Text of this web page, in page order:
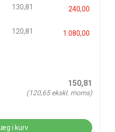
130,81 240,00
120,81 1.080,00
150,81
(120,65ekskl. moms)
Læg i kurv